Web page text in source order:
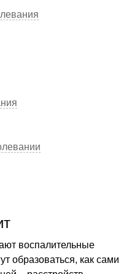
воспалительные
образоваться, как сами